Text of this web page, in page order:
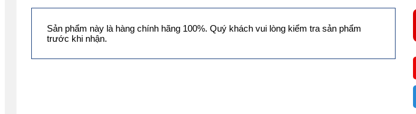
Sản phẩm này là hàng chính hãng 100%. Quý khách vui lòng kiểm tra sản phẩm
trước khi nhận.